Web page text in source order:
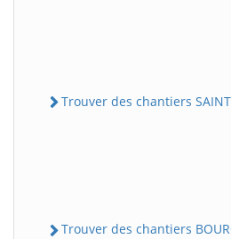
Trouver des chantiers
Trouver des chantiers